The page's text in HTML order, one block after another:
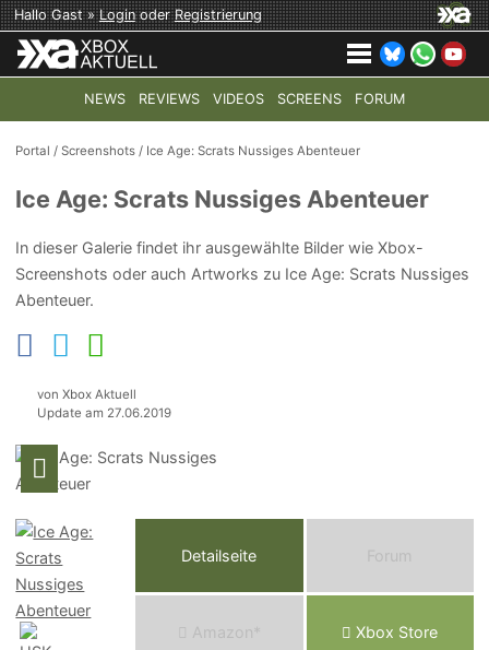
Hallo Gast »LoginoderRegistrierung
NEWS REVIEWS VIDEOS SCREENS FORUM
TOP-THEMEN: COD: MODERN WARFARE 4 HALO:
Portal /Screenshots / Ice Age: Scrats Nussiges Abenteuer
Ice Age: Scrats Nussiges Abenteuer
In dieser Galerie findet ihr ausgewählte Bilder wie Xbox-
Screenshots oder auch Artworks zu Ice Age: Scrats Nussiges
Abenteuer.
von Xbox Aktuell
Update am 27.06.2019
Detailseite Forum
Ama o n* Xbox Store